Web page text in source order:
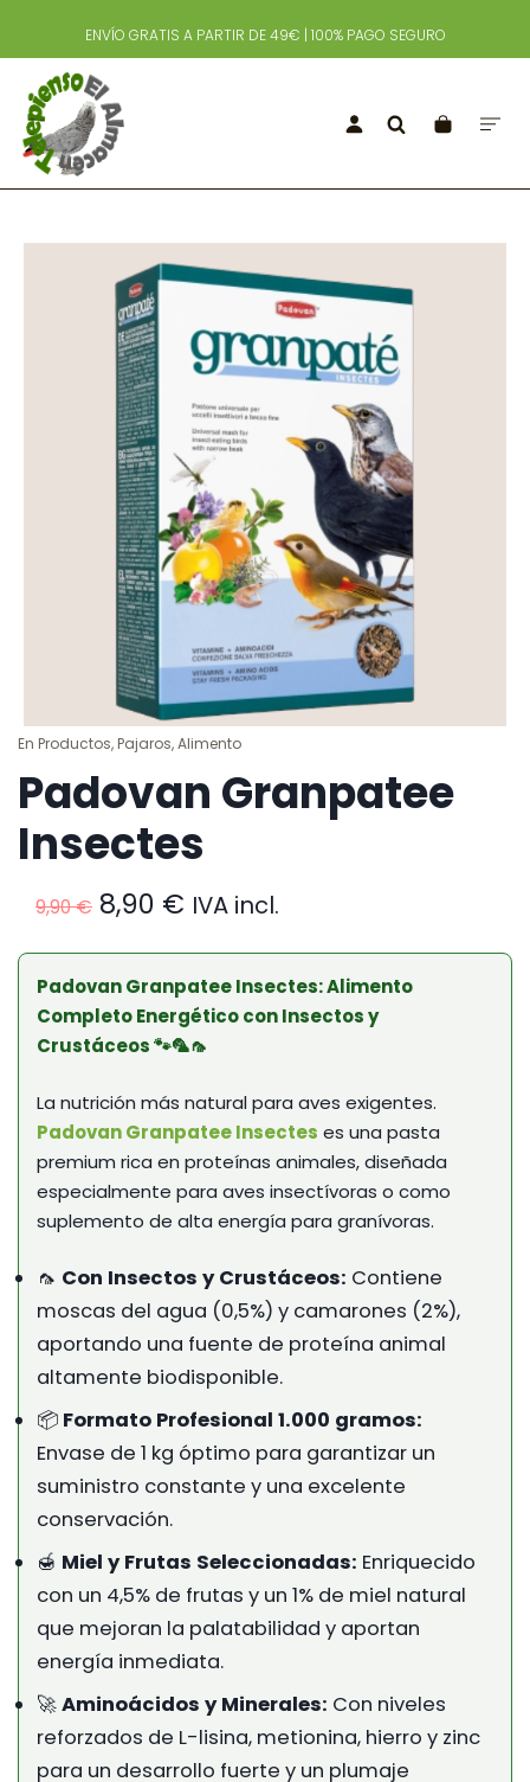
ENVÍO GRATIS A PARTIR DE 49€ | 100% PAGO SEGURO
En Productos, Pajaros,Alimento
Padovan Granpatee
Insectes
9,90€ El
precio
original
era:
9,90 €.
8,90 € El
actual
es:
8,90 €.
IVA incl.
Padovan Granpatee Insectes: Alimento
Completo Energético con Insectos y
Crustáceos 🐾🦜🦟
La nutrición más natural para aves exigentes.
Padovan Granpatee Insectes es una pasta
premium rica en proteínas animales, diseñada
especialmente para aves insectívoras o como
suplemento de alta energía para granívoras.
🦟 Con Insectos y Crustáceos: Contiene
moscas del agua (0,5%) y camarones (2%),
aportando una fuente de proteína animal
altamente biodisponible.
📦 Formato Profesional 1.000 gramos:
Envase de 1 kg óptimo para garantizar un
suministro constante y una excelente
conservación.
🍯 Miel y Frutas Seleccionadas: Enriquecido
con un 4,5% de frutas y un 1% de miel natural
que mejoran la palatabilidad y aportan
energía inmediata.
🚀Aminoácidos y Minerales: Con niveles
reforzados de L-lisina, metionina, hierro y zinc
para un desarrollo fuerte y un plumaje